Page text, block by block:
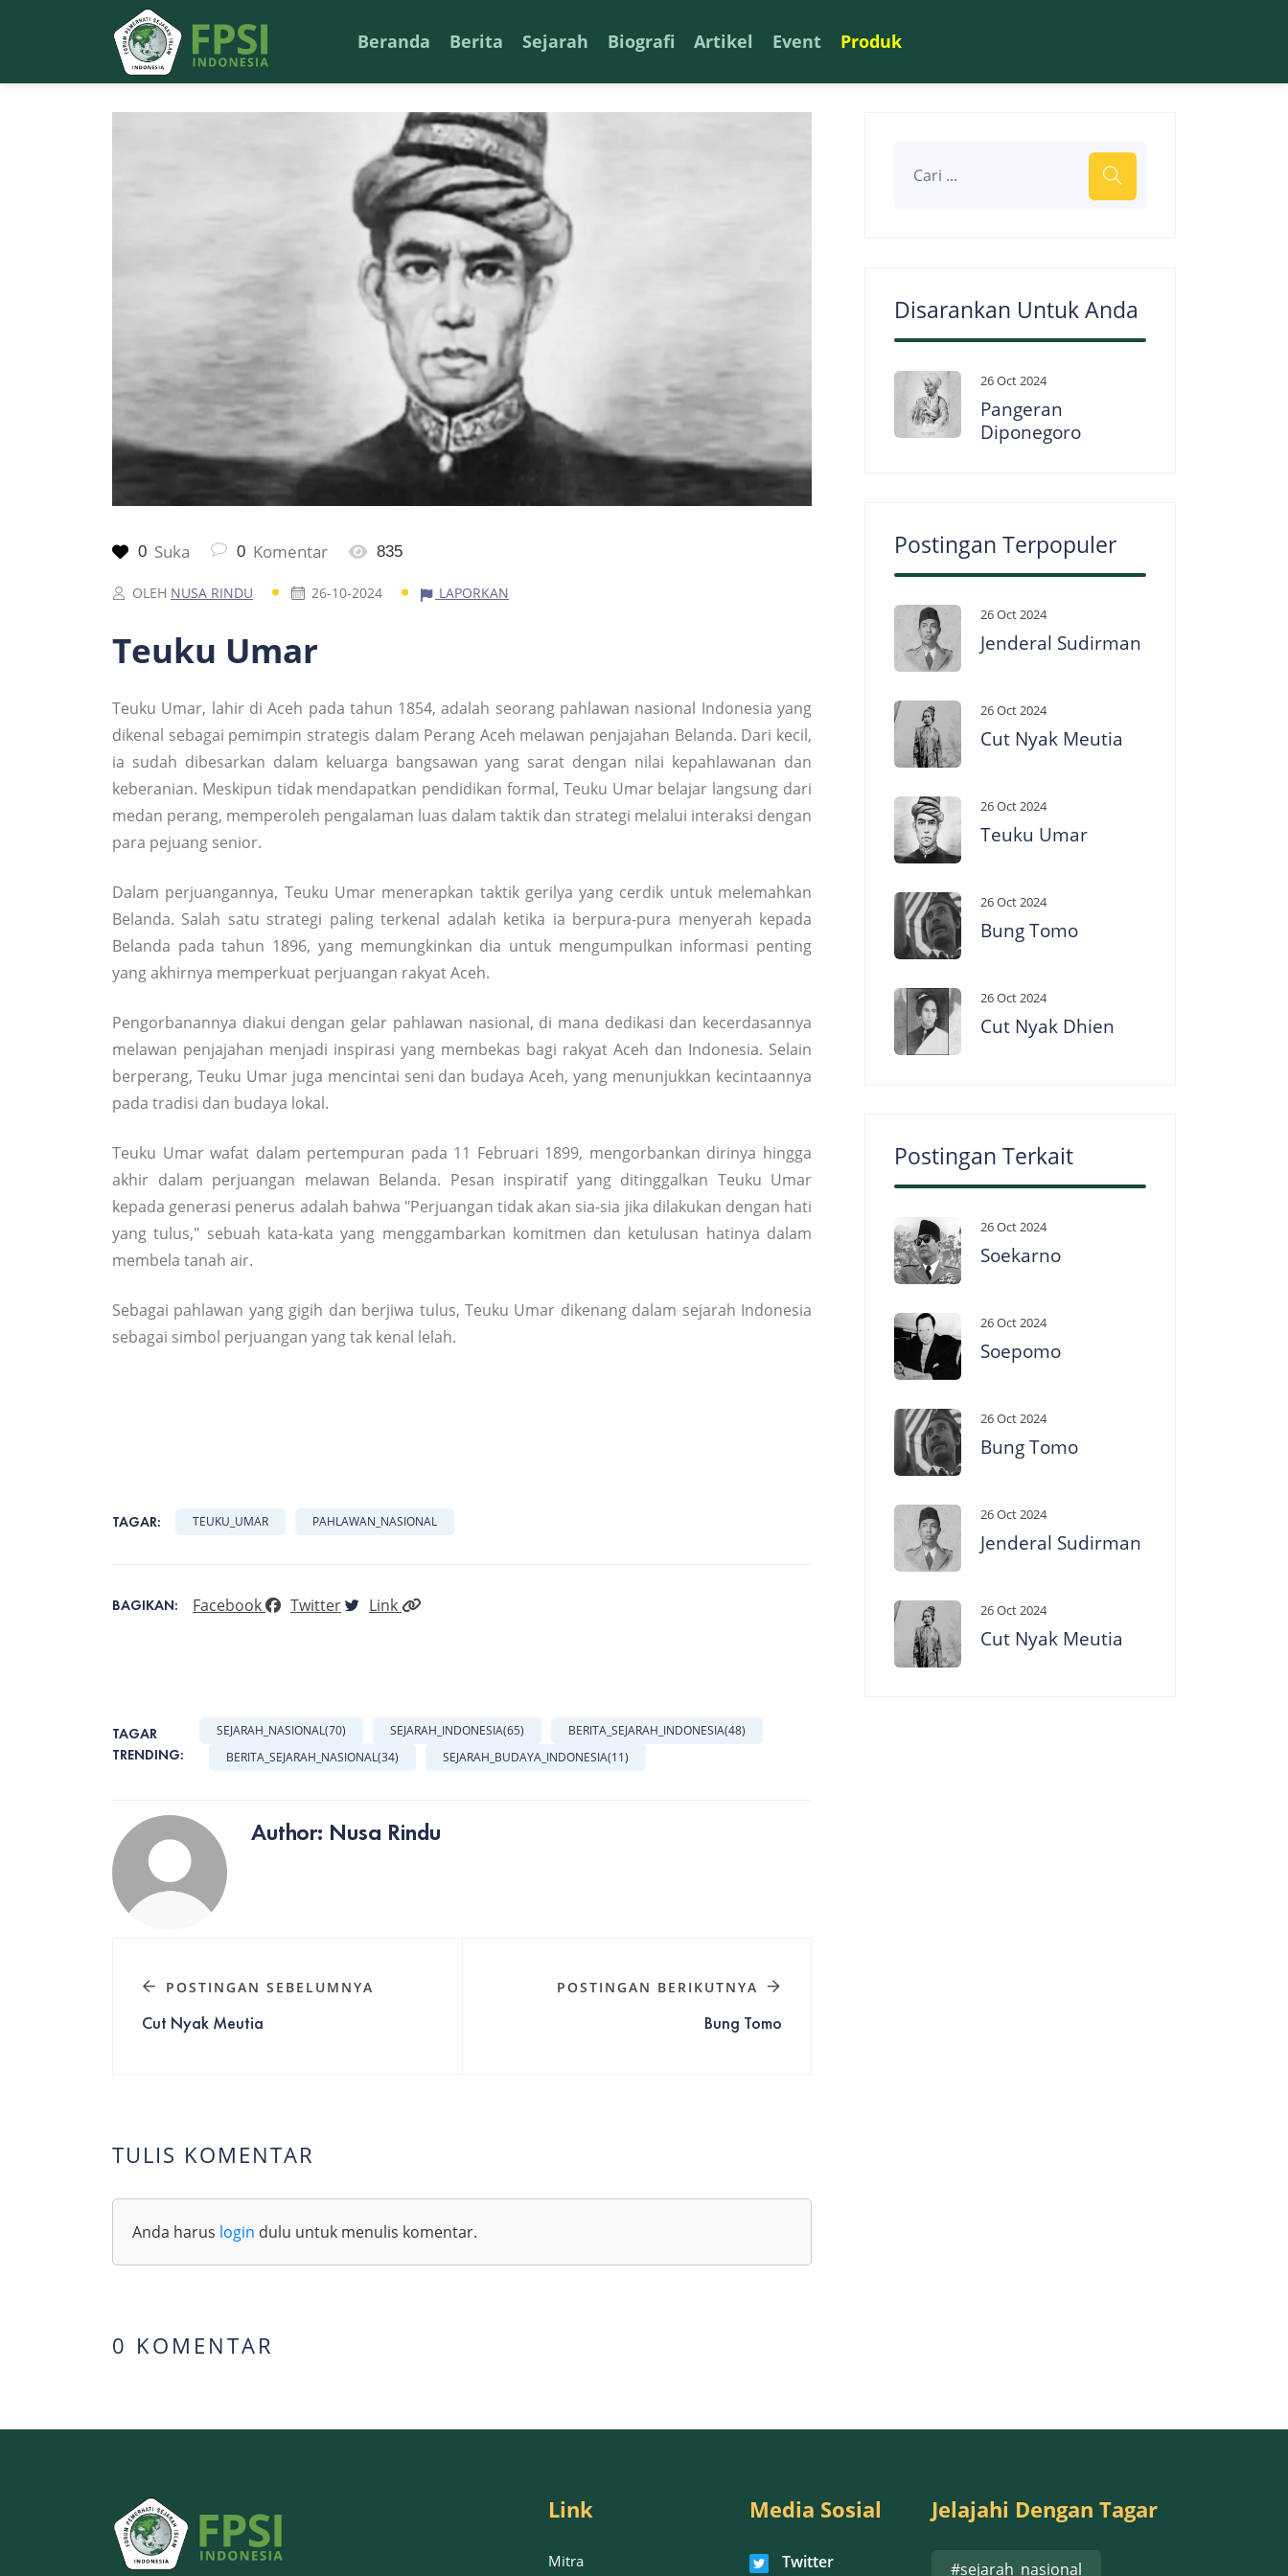
Beranda Berita Sejarah Biografi Artikel Event Produk
0 Suka 0 Komentar 835
OLEH NUSA RINDU 26-10-2024 LAPORKAN
Teuku Umar
Teuku Umar, lahir di Aceh pada tahun 1854, adalah seorang pahlawan nasional Indonesia yang
dikenal sebagai pemimpin strategis dalam Perang Aceh melawan penjajahan Belanda. Dari kecil,
ia sudah dibesarkan dalam keluarga bangsawan yang sarat dengan nilai kepahlawanan dan
keberanian. Meskipun tidak mendapatkan pendidikan formal, Teuku Umar belajar langsung dari
medan perang, memperoleh pengalaman luas dalam taktik dan strategi melalui interaksi dengan
para pejuang senior.
Dalam perjuangannya, Teuku Umar menerapkan taktik gerilya yang cerdik untuk melemahkan
Belanda. Salah satu strategi paling terkenal adalah ketika ia berpura-pura menyerah kepada
Belanda pada tahun 1896, yang memungkinkan dia untuk mengumpulkan informasi penting
yang akhirnya memperkuat perjuangan rakyat Aceh.
Pengorbanannya diakui dengan gelar pahlawan nasional, di mana dedikasi dan kecerdasannya
melawan penjajahan menjadi inspirasi yang membekas bagi rakyat Aceh dan Indonesia. Selain
berperang, Teuku Umar juga mencintai seni dan budaya Aceh, yang menunjukkan kecintaannya
pada tradisi dan budaya lokal.
Teuku Umar wafat dalam pertempuran pada 11 Februari 1899, mengorbankan dirinya hingga
akhir dalam perjuangan melawan Belanda. Pesan inspiratif yang ditinggalkan Teuku Umar
kepada generasi penerus adalah bahwa "Perjuangan tidak akan sia-sia jika dilakukan dengan hati
yang tulus," sebuah kata-kata yang menggambarkan komitmen dan ketulusan hatinya dalam
membela tanah air.
Sebagai pahlawan yang gigih dan berjiwa tulus, Teuku Umar dikenang dalam sejarah Indonesia
sebagai simbol perjuangan yang tak kenal lelah.
TAGAR: TEUKU_UMAR PAHLAWAN_NASIONAL
BAGIKAN: Facebook Twitter Link
TAGAR
TRENDING:
SEJARAH_NASIONAL(70) SEJARAH_INDONESIA(65) BERITA_SEJARAH_INDONESIA(48)
BERITA_SEJARAH_NASIONAL(34) SEJARAH_BUDAYA_INDONESIA(11)
Author: Nusa Rindu
POSTINGAN SEBELUMNYA
Cut Nyak Meutia
POSTINGAN BERIKUTNYA
Bung Tomo
TULIS KOMENTAR
Anda harus login dulu untuk menulis komentar.
0 KOMENTAR
Disarankan Untuk Anda
26 Oct 2024
Pangeran
Diponegoro
Postingan Terpopuler
26 Oct 2024
Jenderal Sudirman
26 Oct 2024
Cut Nyak Meutia
26 Oct 2024
Teuku Umar
26 Oct 2024
Bung Tomo
26 Oct 2024
Cut Nyak Dhien
Postingan Terkait
26 Oct 2024
Soekarno
26 Oct 2024
Soepomo
26 Oct 2024
Bung Tomo
26 Oct 2024
Jenderal Sudirman
26 Oct 2024
Cut Nyak Meutia
Link
Mitra
Media Sosial
Twitter
Jelajahi Dengan Tagar
#sejarah_nasional